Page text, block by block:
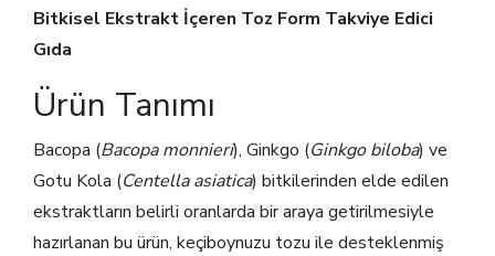
Bitkisel Ekstrakt İçeren Toz Form Takviye Edici
Gıda
Ürün Tanımı
Bacopa (Bacopa monnieri), Ginkgo (Ginkgo biloba) ve
Gotu Kola (Centella asiatica) bitkilerinden elde edilen
ekstraktların belirli oranlarda bir araya getirilmesiyle
hazırlanan bu ürün, keçiboynuzu tozu ile desteklenmiş